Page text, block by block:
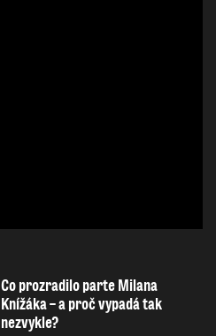
Co prozradilo parte Milana
Knížáka – a proč vypadá tak
nezvykle?